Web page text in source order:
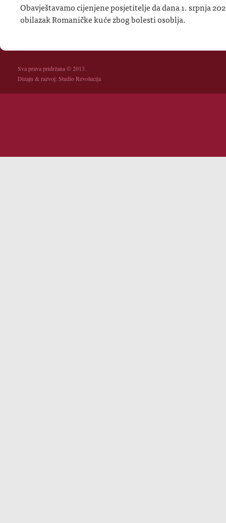
Obavještavamo cijenjene posjetitelje da dana 1. srpnja
obilazak Romaničke kuće zbog bolesti osoblja.
Sva prava pridržana © 2013.
Dizajn & razvoj:Studio Revolucija